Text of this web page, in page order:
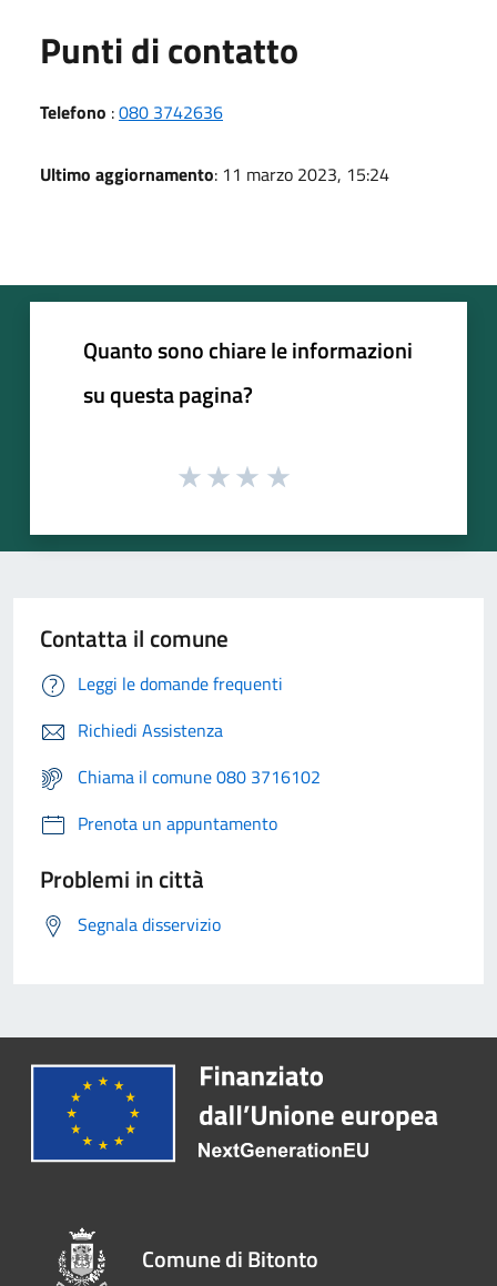
Punti di contatto
Telefono :080 3742636
Ultimo aggiornamento: 11 marzo 2023, 15:24
Quanto sono chiare le informazioni
su questa pagina?
Contatta il comune
Leggi le domande frequenti
Richiedi Assistenza
Chiama il comune 080 3716102
Prenota un appuntamento
Problemi in città
Segnala disservizio
Comune di Bitonto